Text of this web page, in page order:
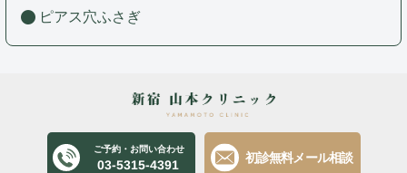
ピアス穴ふさぎ
ご予約・お問い合わせ
03-5315-4391
初診無料メール相談